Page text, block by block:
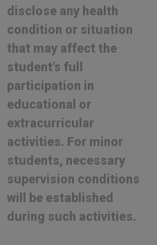
disclose any health
condition or situation
that may affect the
student's full
participation in
educational or
extracurricular
activities. For minor
students, necessary
supervision conditions
will be established
during such activities.